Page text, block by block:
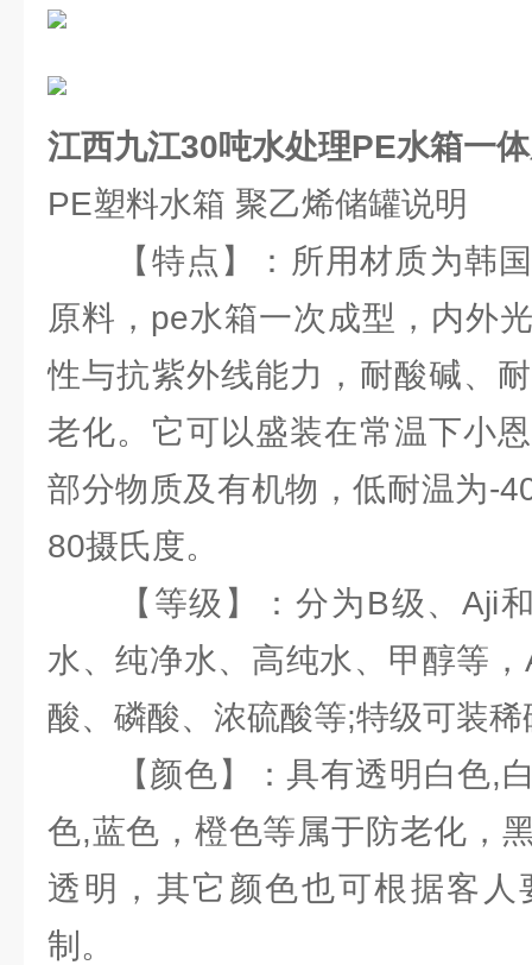
江西九江30吨水处理PE水箱一
PE塑料水箱 聚乙烯储罐说明
【特点】：所用材质为韩国
原料，pe水箱一次成型，内外
性与抗紫外线能力，耐酸碱、
老化。它可以盛装在常温下小
部分物质及有机物，低耐温为-
80摄氏度。
【等级】：分为B级、Aji和
水、纯净水、高纯水、甲醇等
酸、磷酸、浓硫酸等;特级可装
【颜色】：具有透明白色,白
色,蓝色，橙色等属于防老化，
透明，其它颜色也可根据客
制。